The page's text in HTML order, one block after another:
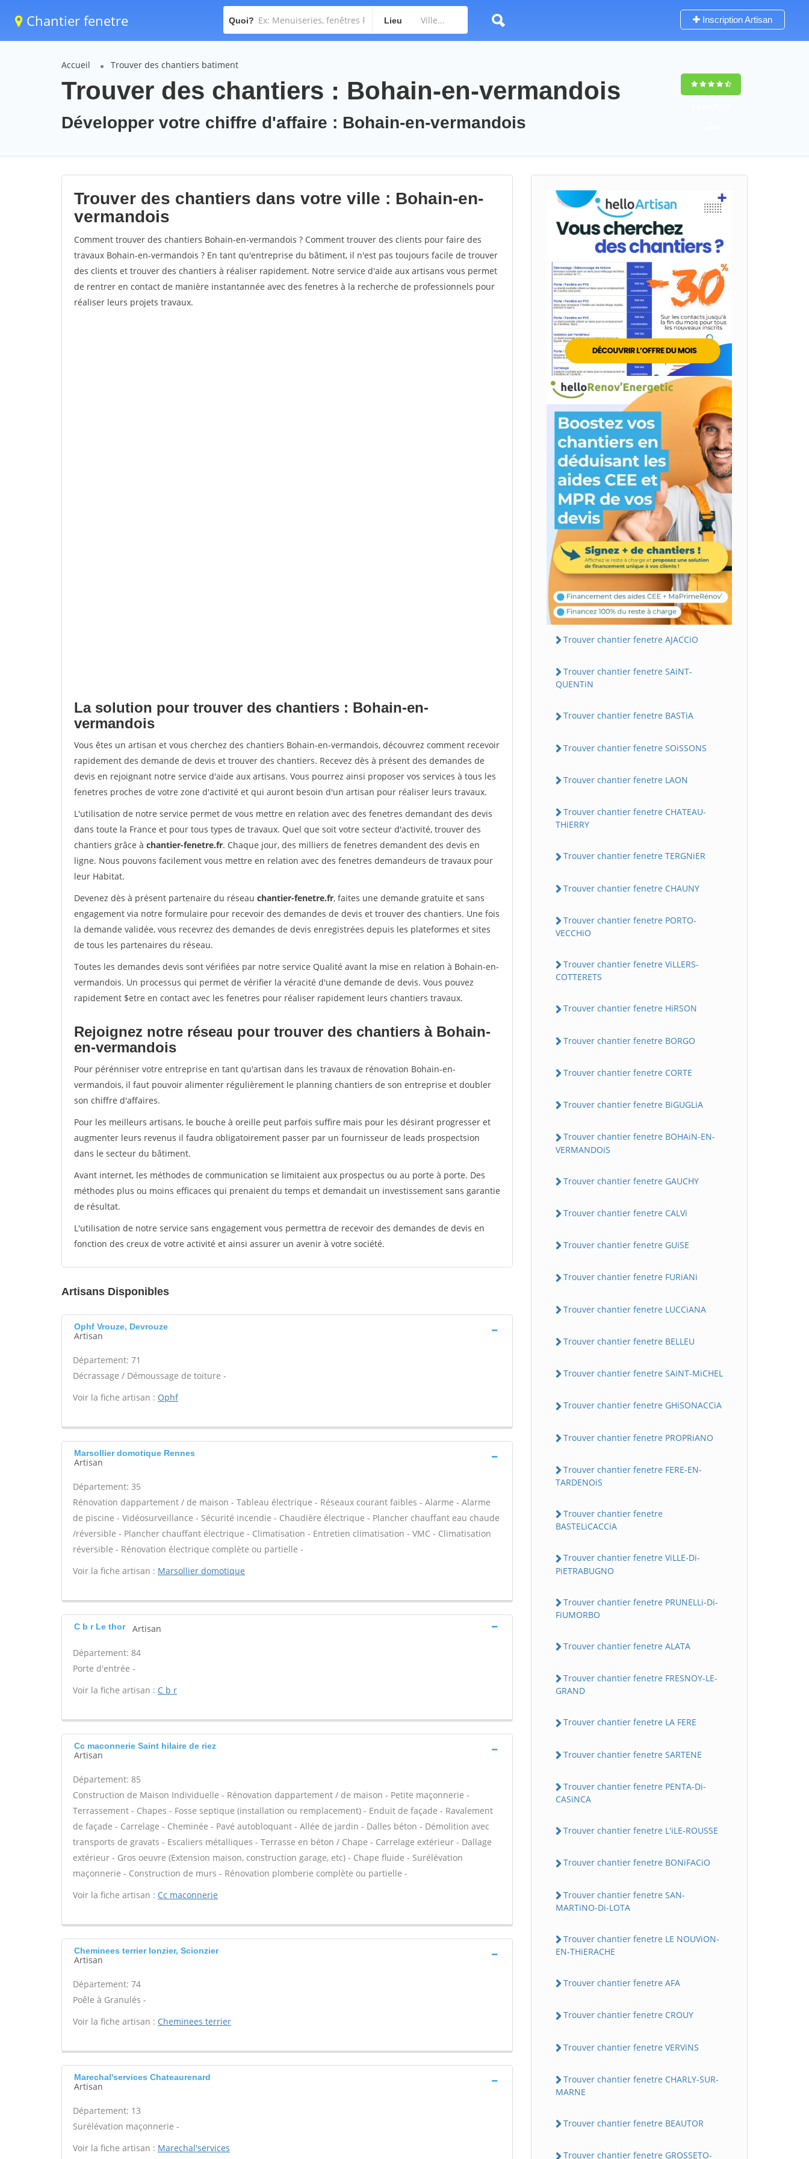
Chantier fenetre Quoi? Lieu Inscription Artisan
Accueil Trouver des chantiers batiment
Trouver des chantiers : Bohain-en-vermandois
Développer votre chiffre d'affaire : Bohain-en-vermandois
Trouver des chantiers dans votre ville : Bohain-en-
vermandois
Comment trouver des chantiers Bohain-en-vermandois ? Comment trouver des clients pour faire des
travaux Bohain-en-vermandois ? En tant qu'entreprise du bâtiment, il n'est pas toujours facile de trouver
des clients et trouver des chantiers à réaliser rapidement. Notre service d'aide aux artisans vous permet
de rentrer en contact de manière instantannée avec des fenetres à la recherche de professionnels pour
réaliser leurs projets travaux.
La solution pour trouver des chantiers : Bohain-en-
vermandois
Vous êtes un artisan et vous cherchez des chantiers Bohain-en-vermandois, découvrez comment recevoir
rapidement des demande de devis et trouver des chantiers. Recevez dès à présent des demandes de
devis en rejoignant notre service d'aide aux artisans. Vous pourrez ainsi proposer vos services à tous les
fenetres proches de votre zone d'activité et qui auront besoin d'un artisan pour réaliser leurs travaux.
L'utilisation de notre service permet de vous mettre en relation avec des fenetres demandant des devis
dans toute la France et pour tous types de travaux. Quel que soit votre secteur d'activité, trouver des
chantiers grâce à chantier-fenetre.fr. Chaque jour, des milliers de fenetres demandent des devis en
ligne. Nous pouvons facilement vous mettre en relation avec des fenetres demandeurs de travaux pour
leur Habitat.
Devenez dès à présent partenaire du réseau chantier-fenetre.fr, faites une demande gratuite et sans
engagement via notre formulaire pour recevoir des demandes de devis et trouver des chantiers. Une fois
la demande validée, vous recevrez des demandes de devis enregistrées depuis les plateformes et sites
de tous les partenaires du réseau.
Toutes les demandes devis sont vérifiées par notre service Qualité avant la mise en relation à Bohain-en-
vermandois. Un processus qui permet de vérifier la véracité d'une demande de devis. Vous pouvez
rapidement $etre en contact avec les fenetres pour réaliser rapidement leurs chantiers travaux.
Rejoignez notre réseau pour trouver des chantiers à Bohain-
en-vermandois
Pour pérénniser votre entreprise en tant qu'artisan dans les travaux de rénovation Bohain-en-
vermandois, il faut pouvoir alimenter régulièrement le planning chantiers de son entreprise et doubler
son chiffre d'affaires.
Pour les meilleurs artisans, le bouche à oreille peut parfois suffire mais pour les désirant progresser et
augmenter leurs revenus il faudra obligatoirement passer par un fournisseur de leads prospectsion
dans le secteur du bâtiment.
Avant internet, les méthodes de communication se limitaient aux prospectus ou au porte à porte. Des
méthodes plus ou moins efficaces qui prenaient du temps et demandait un investissement sans garantie
de résultat.
L'utilisation de notre service sans engagement vous permettra de recevoir des demandes de devis en
fonction des creux de votre activité et ainsi assurer un avenir à votre société.
Artisans Disponibles
Ophf Vrouze, Devrouze
Artisan
Département: 71
Décrassage / Démoussage de toiture -
Voir la fiche artisan : Ophf
Marsollier domotique Rennes
Artisan
Département: 35
Rénovation dappartement / de maison - Tableau électrique - Réseaux courant faibles - Alarme - Alarme
de piscine - Vidéosurveillance - Sécurité incendie - Chaudière électrique - Plancher chauffant eau chaude
/réversible - Plancher chauffant électrique - Climatisation - Entretien climatisation - VMC - Climatisation
réversible - Rénovation électrique complète ou partielle -
Voir la fiche artisan : Marsollier domotique
C b r Le thor Artisan
Département: 84
Porte d'entrée -
Voir la fiche artisan : C b r
Cc maconnerie Saint hilaire de riez
Artisan
Département: 85
Construction de Maison Individuelle - Rénovation dappartement / de maison - Petite maçonnerie -
Terrassement - Chapes - Fosse septique (installation ou remplacement) - Enduit de façade - Ravalement
de façade - Carrelage - Cheminée - Pavé autobloquant - Allée de jardin - Dalles béton - Démolition avec
transports de gravats - Escaliers métalliques - Terrasse en béton / Chape - Carrelage extérieur - Dallage
extérieur - Gros oeuvre (Extension maison, construction garage, etc) - Chape fluide - Surélévation
maçonnerie - Construction de murs - Rénovation plomberie complète ou partielle -
Voir la fiche artisan : Cc maconnerie
Cheminees terrier Ionzier, Scionzier
Artisan
Département: 74
Poêle à Granulés -
Voir la fiche artisan : Cheminees terrier
Marechal'services Chateaurenard
Artisan
Département: 13
Surélévation maçonnerie -
Voir la fiche artisan : Marechal'services
Trouver chantier fenetre AJACCiO
Trouver chantier fenetre SAiNT-
QUENTiN
Trouver chantier fenetre BASTiA
Trouver chantier fenetre SOiSSONS
Trouver chantier fenetre LAON
Trouver chantier fenetre CHATEAU-
THiERRY
Trouver chantier fenetre TERGNiER
Trouver chantier fenetre CHAUNY
Trouver chantier fenetre PORTO-
VECCHiO
Trouver chantier fenetre ViLLERS-
COTTERETS
Trouver chantier fenetre HiRSON
Trouver chantier fenetre BORGO
Trouver chantier fenetre CORTE
Trouver chantier fenetre BiGUGLiA
Trouver chantier fenetre BOHAiN-EN-
VERMANDOiS
Trouver chantier fenetre GAUCHY
Trouver chantier fenetre CALVi
Trouver chantier fenetre GUiSE
Trouver chantier fenetre FURiANi
Trouver chantier fenetre LUCCiANA
Trouver chantier fenetre BELLEU
Trouver chantier fenetre SAiNT-MiCHEL
Trouver chantier fenetre GHiSONACCiA
Trouver chantier fenetre PROPRiANO
Trouver chantier fenetre FERE-EN-
TARDENOiS
Trouver chantier fenetre
BASTELiCACCiA
Trouver chantier fenetre ViLLE-Di-
PiETRABUGNO
Trouver chantier fenetre PRUNELLi-Di-
FiUMORBO
Trouver chantier fenetre ALATA
Trouver chantier fenetre FRESNOY-LE-
GRAND
Trouver chantier fenetre LA FERE
Trouver chantier fenetre SARTENE
Trouver chantier fenetre PENTA-Di-
CASiNCA
Trouver chantier fenetre L'iLE-ROUSSE
Trouver chantier fenetre BONiFACiO
Trouver chantier fenetre SAN-
MARTiNO-Di-LOTA
Trouver chantier fenetre LE NOUViON-
EN-THiERACHE
Trouver chantier fenetre AFA
Trouver chantier fenetre CROUY
Trouver chantier fenetre VERViNS
Trouver chantier fenetre CHARLY-SUR-
MARNE
Trouver chantier fenetre BEAUTOR
Trouver chantier fenetre GROSSETO-